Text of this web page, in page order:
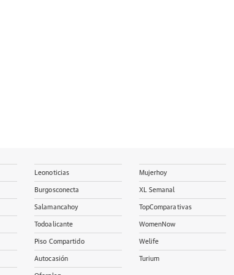
Leonoticias
Burgosconecta
Salamancahoy
Todoalicante
Piso Compartido
Autocasión
Mujerhoy
XL Semanal
TopComparativas
WomenNow
Welife
Turium